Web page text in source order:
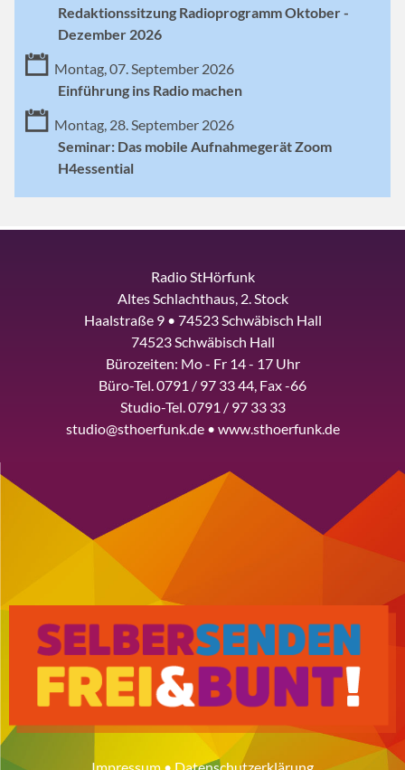
Redaktionssitzung Radioprogramm Oktober -
Dezember 2026
Montag, 07. September 2026
Einführung ins Radio machen
Montag, 28. September 2026
Seminar: Das mobile Aufnahmegerät Zoom
H4essential
Radio StHörfunk
Altes Schlachthaus, 2. Stock
Haalstraße 9 • 74523 Schwäbisch Hall
74523 Schwäbisch Hall
Bürozeiten: Mo - Fr 14 - 17 Uhr
Büro-Tel. 0791 / 97 33 44, Fax -66
Studio-Tel. 0791 / 97 33 33
studio@sthoerfunk.de • www.sthoerfunk.de